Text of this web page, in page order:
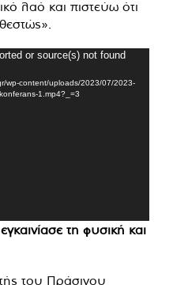
λαό και πιστεύω ότι
or source(s) not found
wp-content/uploads/2023/07/2023-
1.mp4?_=3
τη φυσική και
του Πράσινου